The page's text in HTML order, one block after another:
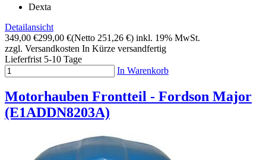
Dexta
Detailansicht
349,00 €299,00 €(Netto 251,26 €) inkl. 19% MwSt.
zzgl. Versandkosten In Kürze versandfertig
Lieferfrist 5-10 Tage
In Warenkorb
Motorhauben Frontteil - Fordson Major
(E1ADDN8203A)